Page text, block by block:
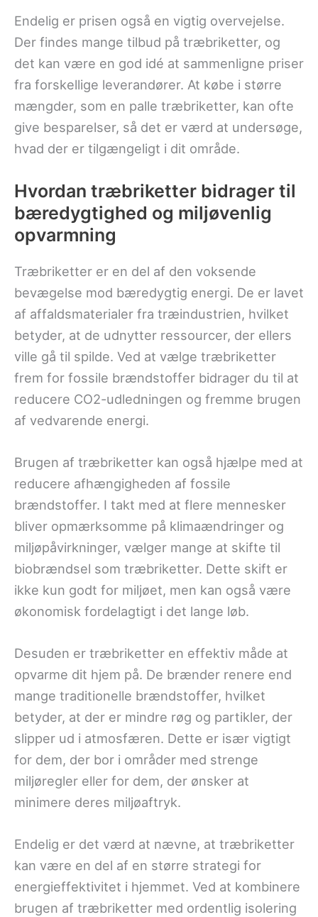
Endelig er prisen også en vigtig overvejelse.
Der findes mange tilbud på træbriketter, og
det kan være en god idé at sammenligne priser
fra forskellige leverandører. At købe i større
mængder, som en palle træbriketter, kan ofte
give besparelser, så det er værd at undersøge,
hvad der er tilgængeligt i dit område.
Hvordan træbriketter bidrager til
bæredygtighed og miljøvenlig
opvarmning
Træbriketter er en del af den voksende
bevægelse mod bæredygtig energi. De er lavet
af affaldsmaterialer fra træindustrien, hvilket
betyder, at de udnytter ressourcer, der ellers
ville gå til spilde. Ved at vælge træbriketter
frem for fossile brændstoffer bidrager du til at
reducere CO2-udledningen og fremme brugen
af vedvarende energi.
Brugen af træbriketter kan også hjælpe med at
reducere afhængigheden af fossile
brændstoffer. I takt med at flere mennesker
bliver opmærksomme på klimaændringer og
miljøpåvirkninger, vælger mange at skifte til
biobrændsel som træbriketter. Dette skift er
ikke kun godt for miljøet, men kan også være
økonomisk fordelagtigt i det lange løb.
Desuden er træbriketter en effektiv måde at
opvarme dit hjem på. De brænder renere end
mange traditionelle brændstoffer, hvilket
betyder, at der er mindre røg og partikler, der
slipper ud i atmosfæren. Dette er især vigtigt
for dem, der bor i områder med strenge
miljøregler eller for dem, der ønsker at
minimere deres miljøaftryk.
Endelig er det værd at nævne, at træbriketter
kan være en del af en større strategi for
energieffektivitet i hjemmet. Ved at kombinere
brugen af træbriketter med ordentlig isolering